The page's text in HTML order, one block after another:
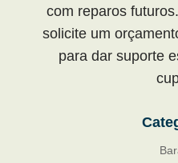
com reparos futuros.
solicite um
para dar suporte